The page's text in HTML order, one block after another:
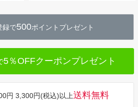
録で500ポイントプレゼント
5％OFFクーポンプレゼント
円 3,300円(税込)以上送料無料